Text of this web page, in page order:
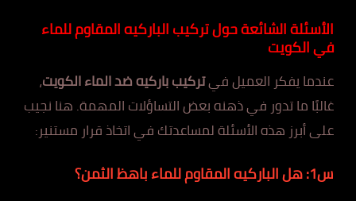
الأسئلة الشائعة حول تركيب الباركيه المقاوم للماء
في الكويت
عندما يفكر العميل فيتركيب باركيه ضد الماء الكويت،
غالبًا ما تدور في ذهنه بعض التساؤلات المهمة. هنا نجيب
على أبرز هذه الأسئلة لمساعدتك في اتخاذ قرار مستنير:
س1: هل الباركيه المقاوم للماء باهظ الثمن؟